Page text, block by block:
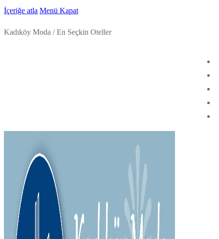
İçeriğe atla Menü Kapat
Kadıköy Moda / En Seçkin Oteller